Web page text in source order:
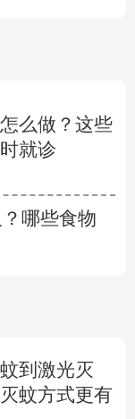
么做？这些
就诊
哪些食物
到激光灭
蚊方式更有